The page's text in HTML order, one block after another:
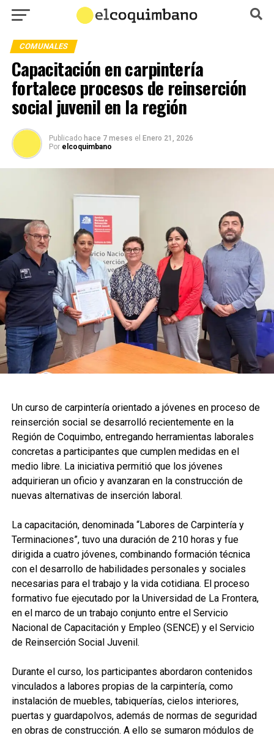
COMUNALES
Capacitación en carpintería
fortalece procesos de reinserción
social juvenil en la región
Publicado hace 7 meses el Enero 21, 2026
Por elcoquimbano
Un curso de carpintería orientado a jóvenes en proceso de
reinserción social se desarrolló recientemente en la
Región de Coquimbo, entregando herramientas laborales
concretas a participantes que cumplen medidas en el
medio libre. La iniciativa permitió que los jóvenes
adquirieran un oficio y avanzaran en la construcción de
nuevas alternativas de inserción laboral.
La capacitación, denominada “Labores de Carpintería y
Terminaciones”, tuvo una duración de 210 horas y fue
dirigida a cuatro jóvenes, combinando formación técnica
con el desarrollo de habilidades personales y sociales
necesarias para el trabajo y la vida cotidiana. El proceso
formativo fue ejecutado por la Universidad de La Frontera,
en el marco de un trabajo conjunto entre el Servicio
Nacional de Capacitación y Empleo (SENCE) y el Servicio
de Reinserción Social Juvenil.
Durante el curso, los participantes abordaron contenidos
vinculados a labores propias de la carpintería, como
instalación de muebles, tabiquerías, cielos interiores,
puertas y guardapolvos, además de normas de seguridad
en obras de construcción. A ello se sumaron módulos de